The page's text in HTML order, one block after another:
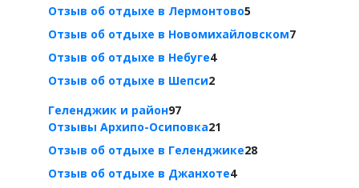
Отзыв об отдыхе в Лермонтово5
Отзыв об отдыхе в Новомихайловском7
Отзыв об отдыхе в Небуге4
Отзыв об отдыхе в Шепси2
Геленджик и район97
Отзывы Архипо-Осиповка21
Отзыв об отдыхе в Геленджике28
Отзыв об отдыхе в Джанхоте4